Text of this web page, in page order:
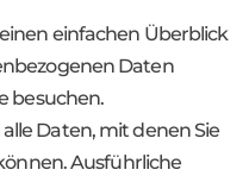
einfachen Überblick
Daten
besuchen.
Daten, mit denen Sie
Ausführliche